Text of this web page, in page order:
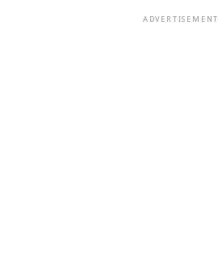
ADVERTISEMENT